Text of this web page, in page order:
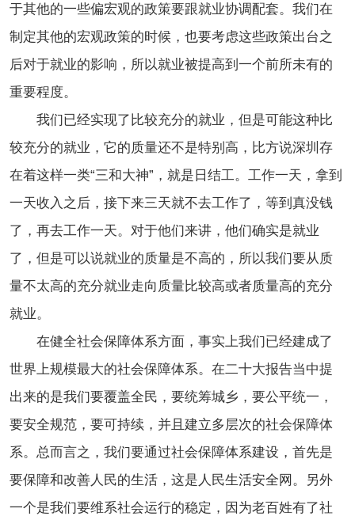
于其他的一些偏宏观的政策要跟就业协调配套。我们在
制定其他的宏观政策的时候，也要考虑这些政策出台之
后对于就业的影响，所以就业被提高到一个前所未有的
重要程度。
我们已经实现了比较充分的就业，但是可能这种比
较充分的就业，它的质量还不是特别高，比方说深圳存
在着这样一类“三和大神”，就是日结工。工作一天，拿到
一天收入之后，接下来三天就不去工作了，等到真没钱
了，再去工作一天。对于他们来讲，他们确实是就业
了，但是可以说就业的质量是不高的，所以我们要从质
量不太高的充分就业走向质量比较高或者质量高的充分
就业。
在健全社会保障体系方面，事实上我们已经建成了
世界上规模最大的社会保障体系。在二十大报告当中提
出来的是我们要覆盖全民，要统筹城乡，要公平统一，
要安全规范，要可持续，并且建立多层次的社会保障体
系。总而言之，我们要通过社会保障体系建设，首先是
要保障和改善人民的生活，这是人民生活安全网。另外
一个是我们要维系社会运行的稳定，因为老百姓有了社